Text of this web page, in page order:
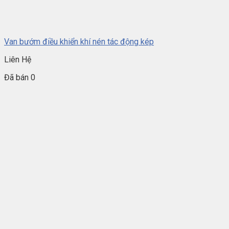
Van bướm điều khiển khí nén tác động kép
Liên Hệ
Đã bán 0